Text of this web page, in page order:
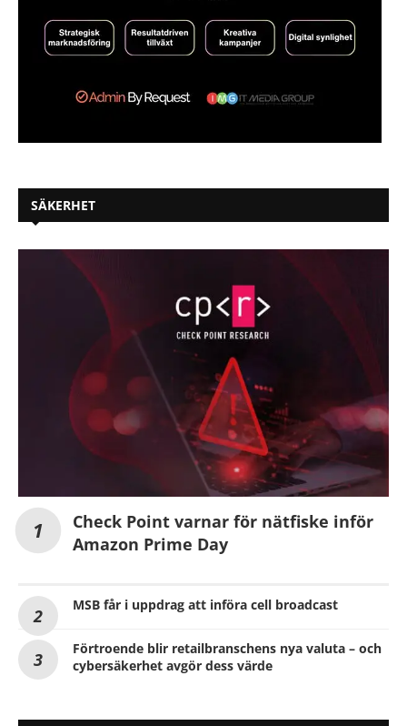
SÄKERHET
Check Point varnar för nätfiske inför
Amazon Prime Day
MSB får i uppdrag att införa cell broadcast
Förtroende blir retailbranschens nya valuta – och
cybersäkerhet avgör dess värde